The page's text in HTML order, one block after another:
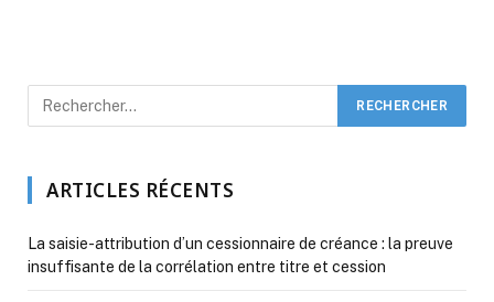
ARTICLES RÉCENTS
La saisie-attribution d’un cessionnaire de créance : la preuve
insuffisante de la corrélation entre titre et cession